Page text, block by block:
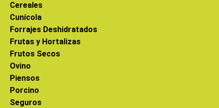
Cereales
Cunícola
Forrajes Deshidratados
Frutas y Hortalizas
Frutos Secos
Ovino
Piensos
Porcino
Seguros